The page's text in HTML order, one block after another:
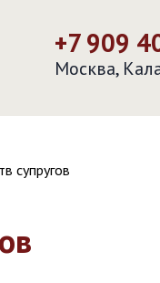
+7 909
Москва,
супругов